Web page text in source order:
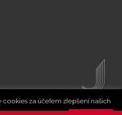
za účelem zlepšení našich